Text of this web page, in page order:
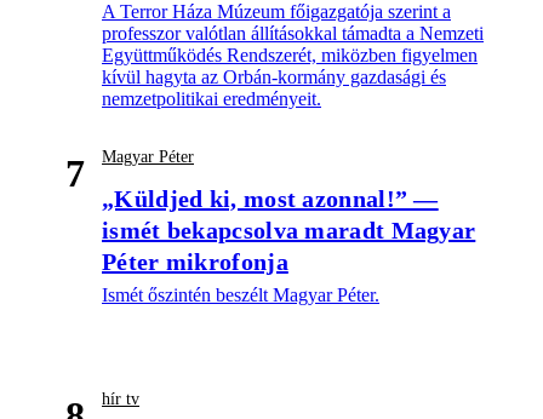
A Terror Háza Múzeum főigazgatója szerint a
professzor valótlan állításokkal támadta a Nemzeti
Együttműködés Rendszerét, miközben figyelmen
kívül hagyta az Orbán-kormány gazdasági és
nemzetpolitikai eredményeit.
7 Magyar Péter
„Küldjed ki, most azonnal!” —
ismét bekapcsolva maradt Magyar
Péter mikrofonja
Ismét őszintén beszélt Magyar Péter.
hír tv